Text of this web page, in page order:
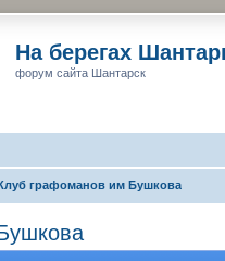
На берегах
форум сайта Шантарск
графоманов им Бушкова